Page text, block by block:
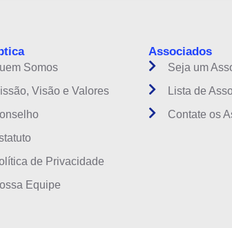
Somos
Visão e Valores
de Privacidade
Equipe
Associados
Seja um
Lista de
Contate os